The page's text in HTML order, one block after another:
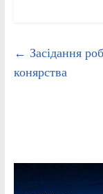
← Засідання
конярства